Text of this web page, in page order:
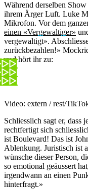
Während derselben
ihrem Ärger Luft. Luke
Mikrofon. Vor dem
einen «Vergewaltiger»
vergewaltigt».
zurückbezahlen!»
und hört ihr zu:
Video: extern / rest/
Schliesslich sagt er, dass
rechtfertigt sich
ist Boulevard! Das ist
Ablenkung. Juristisch ist
wünsche dieser Person,
so emotional geäussert
irgendwann an einen
hinterfragt.»